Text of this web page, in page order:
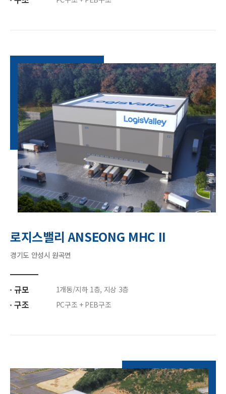
로지스밸리 ANSEONG MHC II
경기도 안성시 원곡면
규모 1개동/지하 1층, 지상 3층
구조 PC구조 + PEB구조